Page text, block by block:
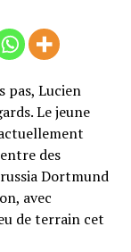
pas, Lucien
Le jeune
des
Dortmund
avec
de terrain cet